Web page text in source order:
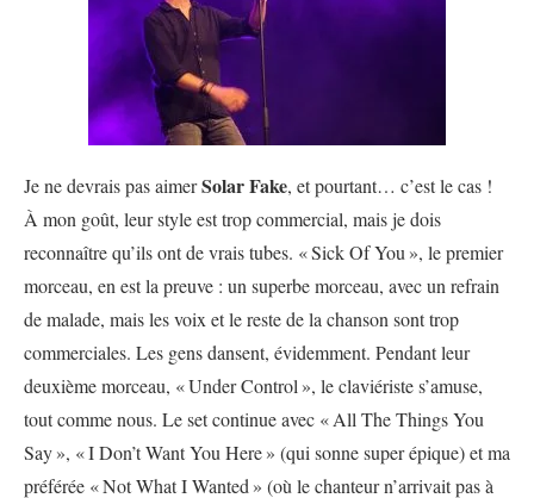
Je ne devrais pas aimerSolar Fake, et pourtant… c’est le cas !
À mon goût, leur style est trop commercial, mais je dois
reconnaître qu’ils ont de vrais tubes. «Sick Of You », le premier
morceau, en est la preuve : un superbe morceau, avec un refrain
de malade, mais les voix et le reste de la chanson sont trop
commerciales. Les gens dansent, évidemment. Pendant leur
deuxième morceau, «Under Control », le claviériste s’amuse,
tout comme nous. Le set continue avec «All The Things You
Say», «I Don’t Want You Here» (qui sonne super épique) et ma
préférée «Not What I Wanted » (où le chanteur n’arrivait pas à